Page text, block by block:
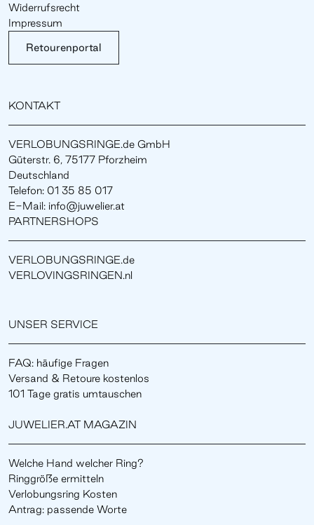
Widerrufsrecht
Impressum
Retourenportal
KONTAKT
VERLOBUNGSRINGE.de GmbH
Güterstr. 6, 75177 Pforzheim
Deutschland
Telefon: 01 35 85 017
E-Mail: info@juwelier.at
PARTNERSHOPS
VERLOBUNGSRINGE.de
VERLOVINGSRINGEN.nl
UNSER SERVICE
FAQ: häufige Fragen
Versand & Retoure kostenlos
101 Tage gratis umtauschen
JUWELIER.AT MAGAZIN
Welche Hand welcher Ring?
Ringgröße ermitteln
Verlobungsring Kosten
Antrag: passende Worte